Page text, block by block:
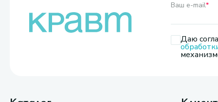
Ваш e-mail*
Даю